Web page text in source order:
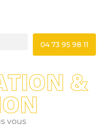
04 73 95 98 11
&
vous